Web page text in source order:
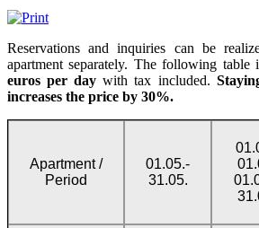
Reservations and inquiries can be
apartment separately. The following table
euros per day with tax included.
increases the price by 30%.
Apartment /
Period
01.05.-
31.05.